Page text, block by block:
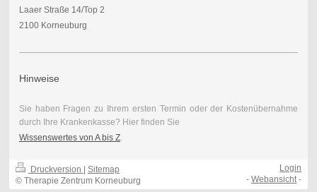
Laaer Straße 14/Top 2
2100 Korneuburg
Hinweise
Sie haben Fragen zu Ihrem ersten Termin oder der Kostenübernahme
durch Ihre Krankenkasse? Hier finden Sie
Wissenswertes von A bis Z.
Druckversion
Sitemap
© Therapie Zentrum Korneuburg
Login
-Webansicht-